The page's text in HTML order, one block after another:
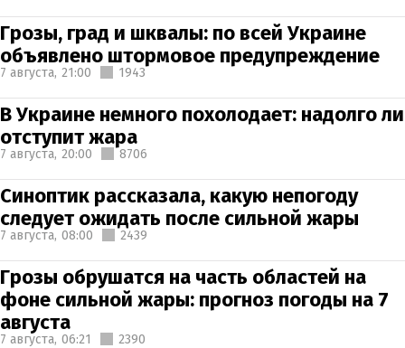
Грозы, град и шквалы: по всей Украине
объявлено штормовое предупреждение
7 августа, 21:00 1943
В Украине немного похолодает: надолго ли
отступит жара
7 августа, 20:00 8706
Синоптик рассказала, какую непогоду
следует ожидать после сильной жары
7 августа, 08:00 2439
Грозы обрушатся на часть областей на
фоне сильной жары: прогноз погоды на 7
августа
7 августа, 06:21 2390